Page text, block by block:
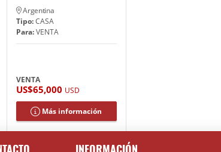
Argentina
Tipo:CASA
Para:VENTA
VENTA
US$65,000 USD
Más información